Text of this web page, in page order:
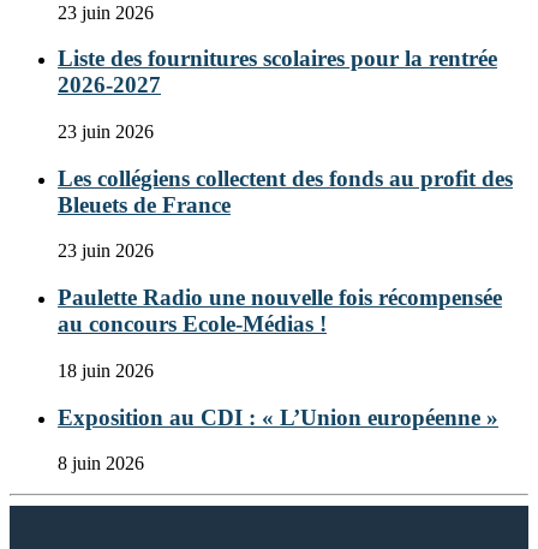
23 juin 2026
Liste des fournitures scolaires pour la rentrée
2026-2027
23 juin 2026
Les collégiens collectent des fonds au profit des
Bleuets de France
23 juin 2026
Paulette Radio une nouvelle fois récompensée
au concours Ecole-Médias !
18 juin 2026
Exposition au CDI : « L’Union européenne »
8 juin 2026